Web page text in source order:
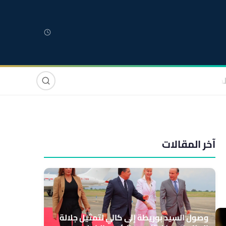
صوت وصورة
آخر المقالات
وصول السيد بوريطة إلى كالي لتمثيل جلالة